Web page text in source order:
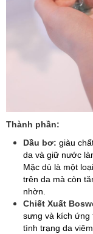
Thành phần:
Dầu bơ: giàu
da và giữ nước
Mặc dù là một
trên da mà còn
nhờn.
Chiết Xuất
sưng và kích ứng
tình trạng da viêm